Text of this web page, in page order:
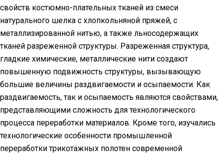
свойств костюмно-плательных тканей из смеси
натурального шелка с хлопкольняной пряжей, с
металлизированной нитью, а также льносодержащих
тканей разреженной структуры. Разреженная структура,
гладкие химические, металлические нити создают
повышенную подвижность структуры, вызывающую
большие величины раздвигаемости и осыпаемости. Как
раздвигаемость, так и осыпаемость являются свойствами,
представляющими сложность для технологического
процесса переработки материалов. Кроме того, изучались
технологические особенности промышленной
переработки трикотажных полотен современной